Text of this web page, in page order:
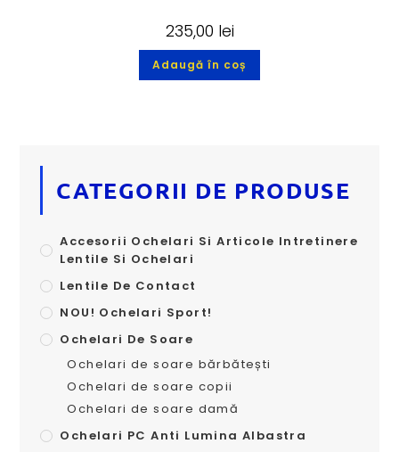
235,00 lei
Adaugă în coș
CATEGORII DE PRODUSE
Accesorii Ochelari Si Articole Intretinere
Lentile Si Ochelari
Lentile De Contact
NOU! Ochelari Sport!
Ochelari De Soare
Ochelari de soare bărbătești
Ochelari de soare copii
Ochelari de soare damă
Ochelari PC Anti Lumina Albastra